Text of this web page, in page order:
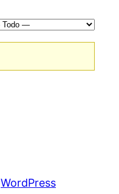
WordPress